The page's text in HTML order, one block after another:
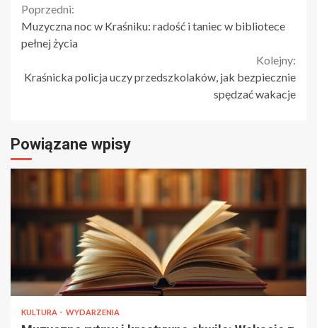
Continue
Reading
Poprzedni:
Muzyczna noc w Kraśniku: radość i taniec w bibliotece
pełnej życia
Kolejny:
Kraśnicka policja uczy przedszkolaków, jak bezpiecznie
spędzać wakacje
Powiązane wpisy
KULTURA WYDARZENIA